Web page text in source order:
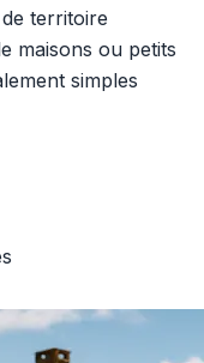
territoire
maisons ou petits
simples